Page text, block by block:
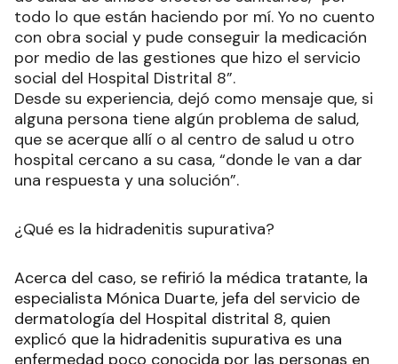
todo lo que están haciendo por mí. Yo no cuento
con obra social y pude conseguir la medicación
por medio de las gestiones que hizo el servicio
social del Hospital Distrital 8”.
Desde su experiencia, dejó como mensaje que, si
alguna persona tiene algún problema de salud,
que se acerque allí o al centro de salud u otro
hospital cercano a su casa, “donde le van a dar
una respuesta y una solución”.
¿Qué es la hidradenitis supurativa?
Acerca del caso, se refirió la médica tratante, la
especialista Mónica Duarte, jefa del servicio de
dermatología del Hospital distrital 8, quien
explicó que la hidradenitis supurativa es una
enfermedad poco conocida por las personas en